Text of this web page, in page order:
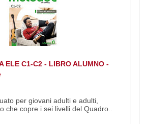
ELE C1-C2 - LIBRO ALUMNO -
per giovani adulti e adulti,
che copre i sei livelli del Quadro..